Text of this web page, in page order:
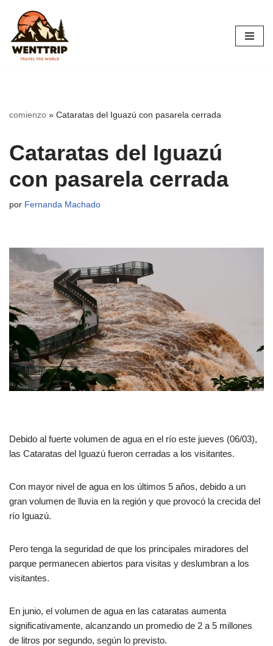
Saltar
al
contenido
comienzo » Cataratas del Iguazú con pasarela cerrada
Cataratas del Iguazú
con pasarela cerrada
por Fernanda Machado
Debido al fuerte volumen de agua en el río este jueves (06/03),
las Cataratas del Iguazú fueron cerradas a los visitantes.
Con mayor nivel de agua en los últimos 5 años, debido a un
gran volumen de lluvia en la región y que provocó la crecida del
río Iguazú.
Pero tenga la seguridad de que los principales miradores del
parque permanecen abiertos para visitas y deslumbran a los
visitantes.
En junio, el volumen de agua en las cataratas aumenta
significativamente, alcanzando un promedio de 2 a 5 millones
de litros por segundo, según lo previsto.